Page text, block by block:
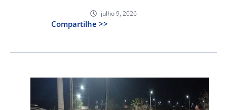
julho 9, 2026
Compartilhe >>